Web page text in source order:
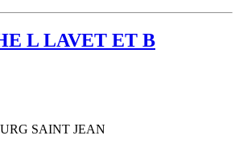
L LAVET ET B
SAINT JEAN